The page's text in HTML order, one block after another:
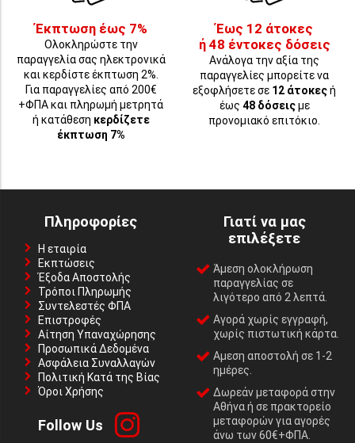
Έκπτωση έως 7%
Ολοκληρώστε την
παραγγελία σας ηλεκτρονικά
και κερδίστε έκπτωση 2%.
Για παραγγελίες από 200€
+ΦΠΑ και πληρωμή μετρητά
ή κατάθεση κερδίζετε
έκπτωση 7%
Έως 12 άτοκες
ή 48 έντοκες δόσεις
Ανάλογα την αξία της
παραγγελίες μπορείτε να
εξοφλήσετε σε 12 άτοκεςή
έως 48 δόσειςμε
προνομιακό επιτόκιο.
Πληροφορίες
Η εταιρία
Εκπτώσεις
Έξοδα Αποστολής
Τρόποι Πληρωμής
Συντελεστές ΦΠΑ
Επιστροφές
Αίτηση Υπαναχώρησης
Προσωπικά Δεδομένα
Ασφάλεια Συναλλαγών
Πολιτική Κατά της Βίας
Όροι Χρήσης
Follow Us
Γιατί να μας
επιλέξετε
Άμεση ολοκλήρωση
παραγγελίας σε
λιγότερο από 2 λεπτά.
Αγορά χωρίς εγγραφή,
χωρίς πιστωτική κάρτα.
Αμεση αποστολή σε 1-2
ημέρες.
Δωρεάν μεταφορά στην
Αθήνα ή σε πρακτορείο
μεταφορών για αγορές
άνω των 60€+ΦΠΑ.